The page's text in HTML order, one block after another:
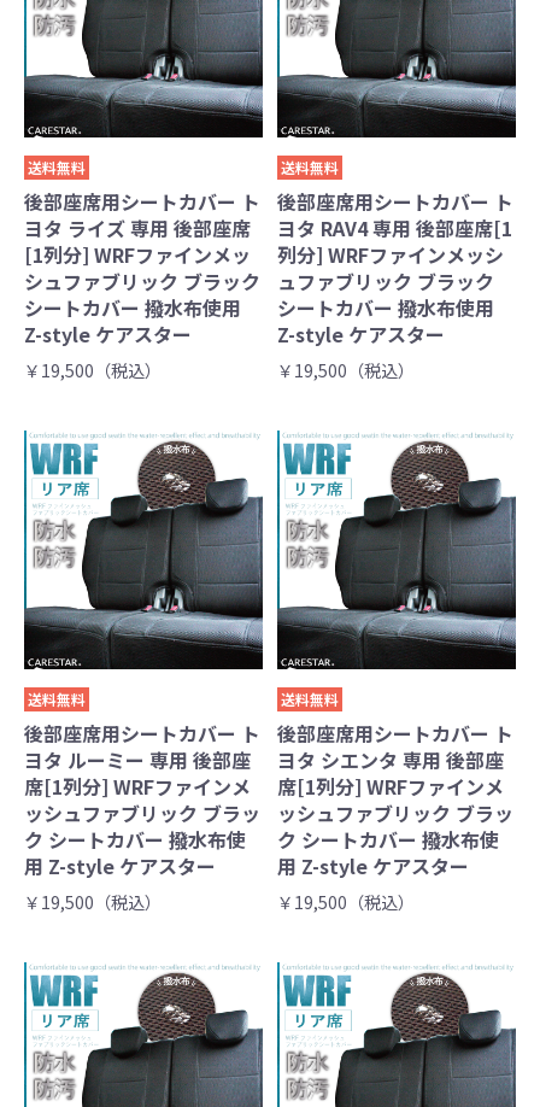
送料無料
後部座席用シートカバー ト
ヨタ ライズ 専用 後部座席
[1列分] WRFファインメッ
シュファブリック ブラック
シートカバー 撥水布使用
Z-style ケアスター
￥19,500（税込）
送料無料
後部座席用シートカバー ト
ヨタ RAV4 専用 後部座席[1
列分] WRFファインメッシ
ュファブリック ブラック
シートカバー 撥水布使用
Z-style ケアスター
￥19,500（税込）
送料無料
後部座席用シートカバー ト
ヨタ ルーミー 専用 後部座
席[1列分] WRFファインメ
ッシュファブリック ブラッ
ク シートカバー 撥水布使
用 Z-style ケアスター
￥19,500（税込）
送料無料
後部座席用シートカバー ト
ヨタ シエンタ 専用 後部座
席[1列分] WRFファインメ
ッシュファブリック ブラッ
ク シートカバー 撥水布使
用 Z-style ケアスター
￥19,500（税込）